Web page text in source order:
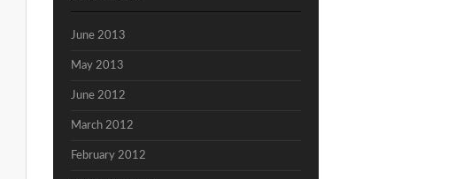
June 2013
May 2013
June 2012
March 2012
February 2012